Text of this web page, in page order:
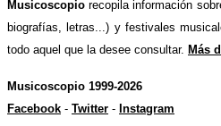
Musicoscopio recopila información
biografías, letras...) y festivales
todo aquel que la desee consultar. Más
Musicoscopio 1999-2026
Facebook - Twitter - Instagram